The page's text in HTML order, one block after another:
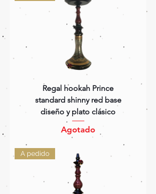
Regal hookah Prince
standard shinny red base
diseño y plato clásico
Agotado
A pedido